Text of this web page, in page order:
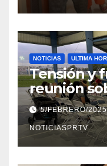
NOTICIAS ULTIMA
Tensión y
reunión
Reparto
5/FEBRERO/
NOTICIASPRTV